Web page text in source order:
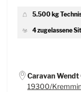
5.500 kg
4 zugelassene
Caravan Wendt
19300/